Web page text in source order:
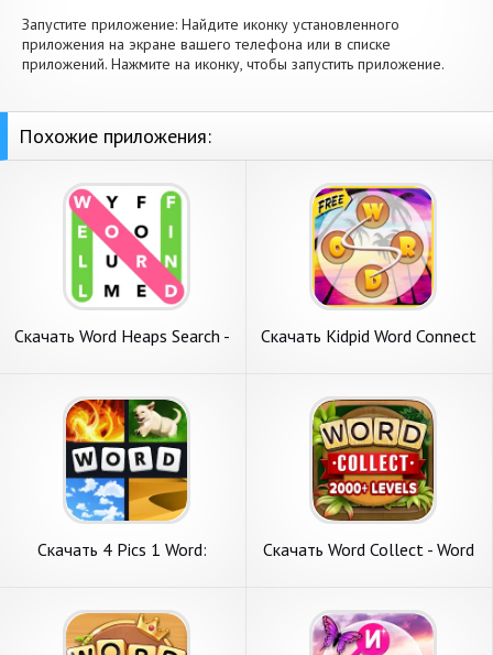
Запустите приложение: Найдите иконку установленного
приложения на экране вашего телефона или в списке
приложений. Нажмите на иконку, чтобы запустить приложение.
Похожие приложения:
Скачать Word Heaps Search -
Скачать Kidpid Word Connect
Скачать 4 Pics 1 Word:
Андроид
Скачать Word Collect - Word